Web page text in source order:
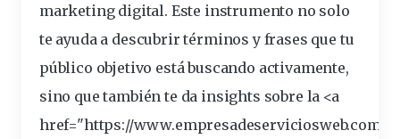
marketing digital. Este instrumento no solo
te ayuda a descubrirtérminos y frases que tu
público objetivo está buscando activamente,
sino que también te da insights sobre la <a
href="https://www.empresadeserviciosweb.com/